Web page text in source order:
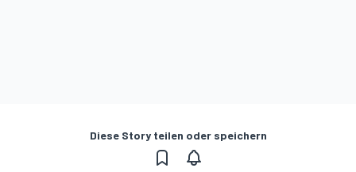
Diese Story teilen oder speichern